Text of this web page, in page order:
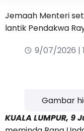
Jemaah Menteri
lantik Pendakwa
9/07/2026 |
Gambar
KUALA LUMPUR, 9